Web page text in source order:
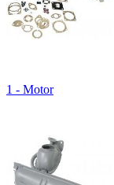
1 - Motor